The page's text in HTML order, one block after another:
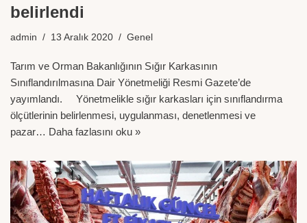
belirlendi
admin 13 Aralık 2020 Genel
Tarım ve Orman Bakanlığının Sığır Karkasının
Sınıflandırılmasına Dair Yönetmeliği Resmi Gazete’de
yayımlandı. Yönetmelikle sığır karkasları için sınıflandırma
ölçütlerinin belirlenmesi, uygulanması, denetlenmesi ve
pazar… Daha fazlasını oku »